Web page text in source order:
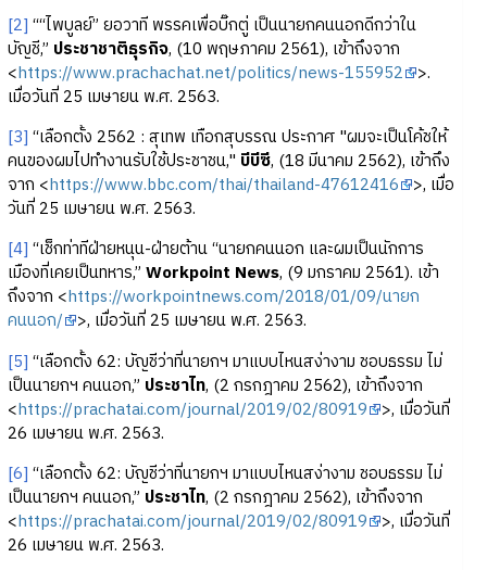
[2] ““ไพบูลย์” ยอวาที พรรคเพื่อบิ๊กตู่ เป็นนายกคนนอกดีกว่าใน
บัญชี,” ประชาชาติธุรกิจ, (10 พฤษภาคม 2561), เข้าถึงจาก
<https://www.prachachat.net/politics/news-155952 >.
เมื่อวันที่ 25 เมษายน พ.ศ. 2563.
[3] “เลือกตั้ง 2562 : สุเทพ เทือกสุบรรณ ประกาศ "ผมจะเป็นโค้ชให้
คนของผมไปทำงานรับใช้ประชาชน," บีบีซี, (18 มีนาคม 2562), เข้าถึง
จาก <https://www.bbc.com/thai/thailand-47612416 >, เมื่อ
วันที่ 25 เมษายน พ.ศ. 2563.
[4] “เช็กท่าทีฝ่ายหนุน-ฝ่ายต้าน “นายกคนนอก และผมเป็นนักการ
เมืองที่เคยเป็นทหาร,” Workpoint News, (9 มกราคม 2561). เข้า
ถึงจาก <https://workpointnews.com/2018/01/09/นายก
คนนอก/ >, เมื่อวันที่ 25 เมษายน พ.ศ. 2563.
[5] “เลือกตั้ง 62: บัญชีว่าที่นายกฯ มาแบบไหนสง่างาม ชอบธรรม ไม่
เป็นนายกฯ คนนอก,” ประชาไท, (2 กรกฎาคม 2562), เข้าถึงจาก
<https://prachatai.com/journal/2019/02/80919 >, เมื่อวันที่
26 เมษายน พ.ศ. 2563.
[6] “เลือกตั้ง 62: บัญชีว่าที่นายกฯ มาแบบไหนสง่างาม ชอบธรรม ไม่
เป็นนายกฯ คนนอก,” ประชาไท, (2 กรกฎาคม 2562), เข้าถึงจาก
<https://prachatai.com/journal/2019/02/80919 >, เมื่อวันที่
26 เมษายน พ.ศ. 2563.